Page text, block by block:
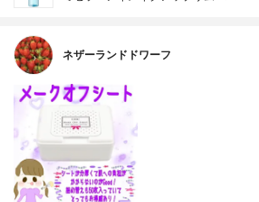
ネザーランドドワーフ